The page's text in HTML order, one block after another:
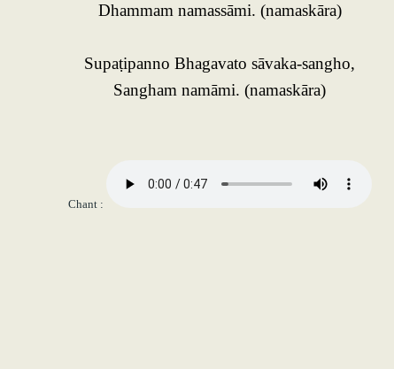
Dhammam namassāmi. (namaskāra)
Supaṭipanno Bhagavato sāvaka-sangho,
Sangham namāmi. (namaskāra)
Chant :